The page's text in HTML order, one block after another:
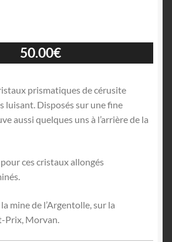
50.00€
prismatiques de cérusite
luisant. Disposés sur une fine
aussi quelques uns à l’arrière de la
ces cristaux allongés
mine de l’Argentolle, sur la
Prix, Morvan.